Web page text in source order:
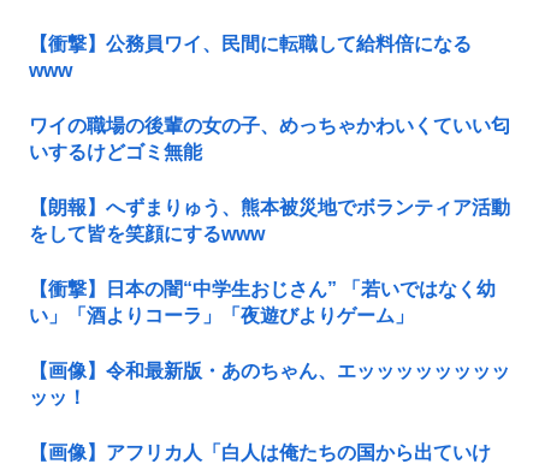
【衝撃】公務員ワイ、民間に転職して給料倍になる
www
ワイの職場の後輩の女の子、めっちゃかわいくていい匂
いするけどゴミ無能
【朗報】へずまりゅう、熊本被災地でボランティア活動
をして皆を笑顔にするwww
【衝撃】日本の闇“中学生おじさん” 「若いではなく幼
い」「酒よりコーラ」「夜遊びよりゲーム」
【画像】令和最新版・あのちゃん、エッッッッッッッッ
ッッ！
【画像】アフリカ人「白人は俺たちの国から出ていけ